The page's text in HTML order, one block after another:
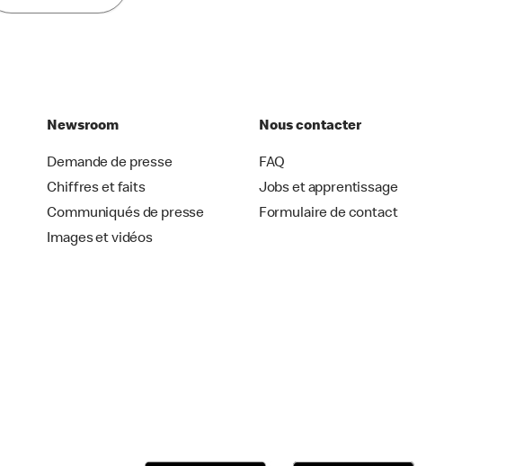
Newsroom
Demande de presse
Chiffres et faits
Communiqués de presse
Images et vidéos
Nous contacter
FAQ
Jobs et apprentissage
Formulaire de contact